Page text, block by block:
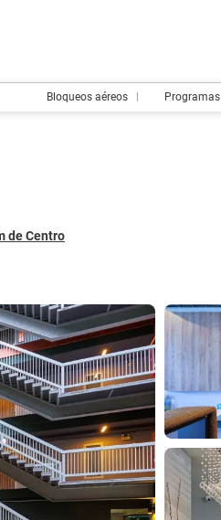
Bloqueos aéreos Programas
de Centro